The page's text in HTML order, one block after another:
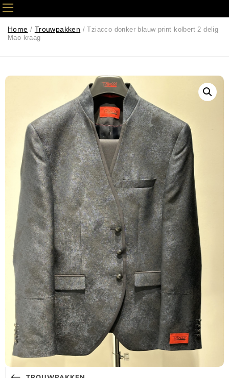
Home / Trouwpakken / Tziacco donker blauw print kolbert 2 delig
Mao kraag